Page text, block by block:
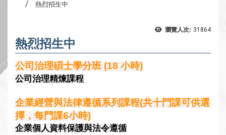
熱烈招生中
瀏覽人次: 31864
熱烈招生中
公司治理碩士學分班 (18 小時)
公司治理精煉課程
企業經營與法律遵循系列課程(共十門課可供選
擇，每門課6小時)
企業個人資料保護與法令遵循